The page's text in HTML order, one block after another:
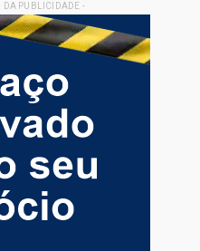
PUBLICIDADE -